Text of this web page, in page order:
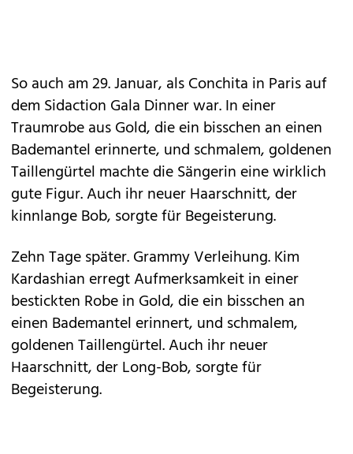
So auch am 29. Januar, als Conchita in Paris auf
dem Sidaction Gala Dinner war. In einer
Traumrobe aus Gold, die ein bisschen an einen
Bademantel erinnerte, und schmalem, goldenen
Taillengürtel machte die Sängerin eine wirklich
gute Figur. Auch ihr neuer Haarschnitt, der
kinnlange Bob, sorgte für Begeisterung.
Zehn Tage später. Grammy Verleihung. Kim
Kardashian erregt Aufmerksamkeit in einer
bestickten Robe in Gold, die ein bisschen an
einen Bademantel erinnert, und schmalem,
goldenen Taillengürtel. Auch ihr neuer
Haarschnitt, der Long-Bob, sorgte für
Begeisterung.